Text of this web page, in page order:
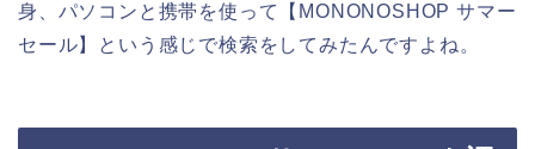
身、パソコンと携帯を使って【MONONOSHOP サマー
セール】という感じで検索をしてみたんですよね。